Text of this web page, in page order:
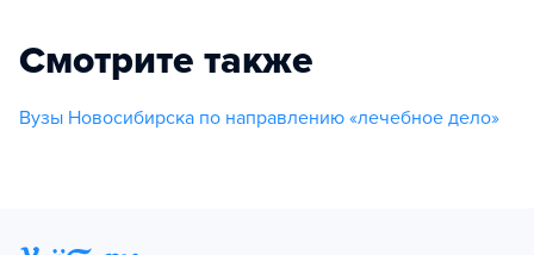
Смотрите также
Вузы Новосибирска по направлению «лечебное дело»